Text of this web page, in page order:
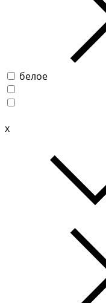
белое
x